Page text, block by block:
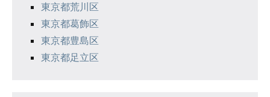
東京都荒川区
東京都葛飾区
東京都豊島区
東京都足立区